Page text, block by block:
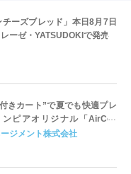
ーズブレッド」本日8月7日
ーゼ・YATSUDOKIで発売
きカート”で夏でも快適プレ
アオリジナル「AirCon
」導入 | ＰＧＭ
ジメント株式会社